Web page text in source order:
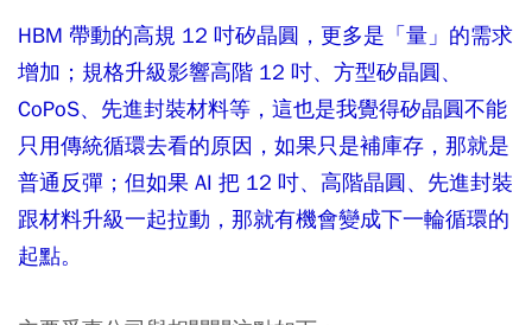
HBM 帶動的高規 12 吋矽晶圓，更多是「量」的需求
增加；規格升級影響高階 12 吋、方型矽晶圓、
CoPoS、先進封裝材料等，這也是我覺得矽晶圓不能
只用傳統循環去看的原因，如果只是補庫存，那就是
普通反彈；但如果 AI 把 12 吋、高階晶圓、先進封裝
跟材料升級一起拉動，那就有機會變成下一輪循環的
起點。